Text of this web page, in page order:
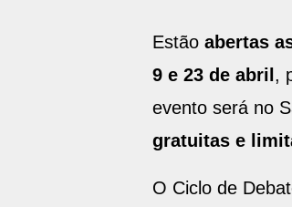
Estão abertas
9 e 23 de abril ,
evento será no
gratuitas e
O Ciclo de